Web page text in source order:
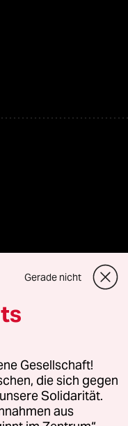
oder für Genehmigungen
Richtlinien
Gerade nicht
Gesellschaft!
die sich gegen
Solidarität.
aus